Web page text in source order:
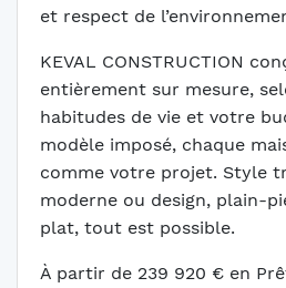
et respect de
KEVAL CONSTRUCTION
entièrement sur mesure,
habitudes de vie et votre
modèle imposé, chaque
comme votre projet. Style
moderne ou design, plain-
plat, tout est possible.
À partir de 239 920 € en